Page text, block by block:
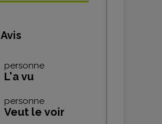
Avis
personne
L'a vu
personne
Veut le voir